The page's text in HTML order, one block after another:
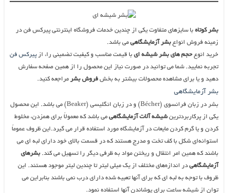
بشر کوتاهبا سایزهای متفاوت یکی از چندین خدمات فروشگاه اینترنتی پیرکس فن در
زمینه فروش انواع بشر آزمایشگاهیمی باشد.
خرید انوع حجم های بشر شیشه ایبا قیمت مناسب و کیفیت تضمینی را، از پیرکس فن
تجربه نمایید. شما می توانید در صورت نیاز این محصول را از همین صفحه سفارش
دهید و یا برای مشاهده محصولات بیشتر به بخش فروش بشر مراجعه کنید.
بشر آزمایشگاهی
بشر در زبان فرانسوی (Bécher) و در زبان انگلیسی (Beaker) می باشد. این محصول
یکی از پرکاربردترینشیشه آلات آزمایشگاهیمی باشد که معمولاً برای همزدن، مخلوط
کردن و یا گرم کردن مایعات در آزمایشگاه مورد استفاده قرار می گیرد.این ظروف عموماً
استوانه‌ای شکل با کف تخت و مدرج هستند که در قسمت بالای خود دارای لبه ای می
باشند که همین امر انتقال و ریختن مواد به ظرفی دیگر را تسهیل می کند. بشرهای
آزمایشگاهیدر اندازه‌های مختلف از یک میلی لیتر تا چندین لیتر موجود هستند. این
ظروف با توجه به لبه ای که برای آنها تعبیه شده دارای درب نمی باشند بنابراین می
توان از شیشه ساعت برای پوشاندن آنها استفاده نمود.